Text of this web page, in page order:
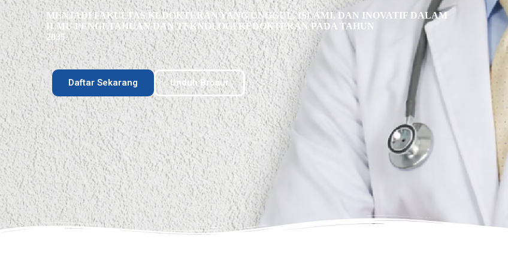
MENJADI FAKULTAS KEDOKTERAN YANG UNGGUL, ISLAMI, DAN INOVATIF DALAM
ILMU PENGETAHUAN DAN TEKNOLOGI KEDOKTERAN PADA TAHUN
2035
Daftar Sekarang Unduh Brosur